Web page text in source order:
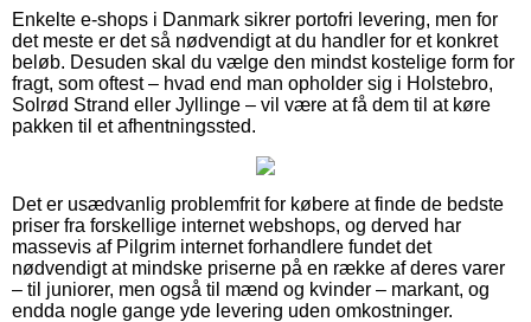
Enkelte e-shops i Danmark sikrer portofri levering, men for
det meste er det så nødvendigt at du handler for et konkret
beløb. Desuden skal du vælge den mindst kostelige form for
fragt, som oftest – hvad end man opholder sig i Holstebro,
Solrød Strand eller Jyllinge – vil være at få dem til at køre
pakken til et afhentningssted.
Det er usædvanlig problemfrit for købere at finde de bedste
priser fra forskellige internet webshops, og derved har
massevis af Pilgrim internet forhandlere fundet det
nødvendigt at mindske priserne på en række af deres varer
– til juniorer, men også til mænd og kvinder – markant, og
endda nogle gange yde levering uden omkostninger.